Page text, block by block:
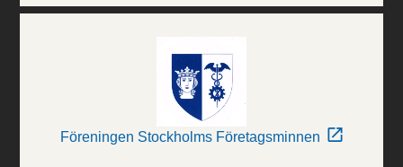
Föreningen Stockholms Företagsminnen